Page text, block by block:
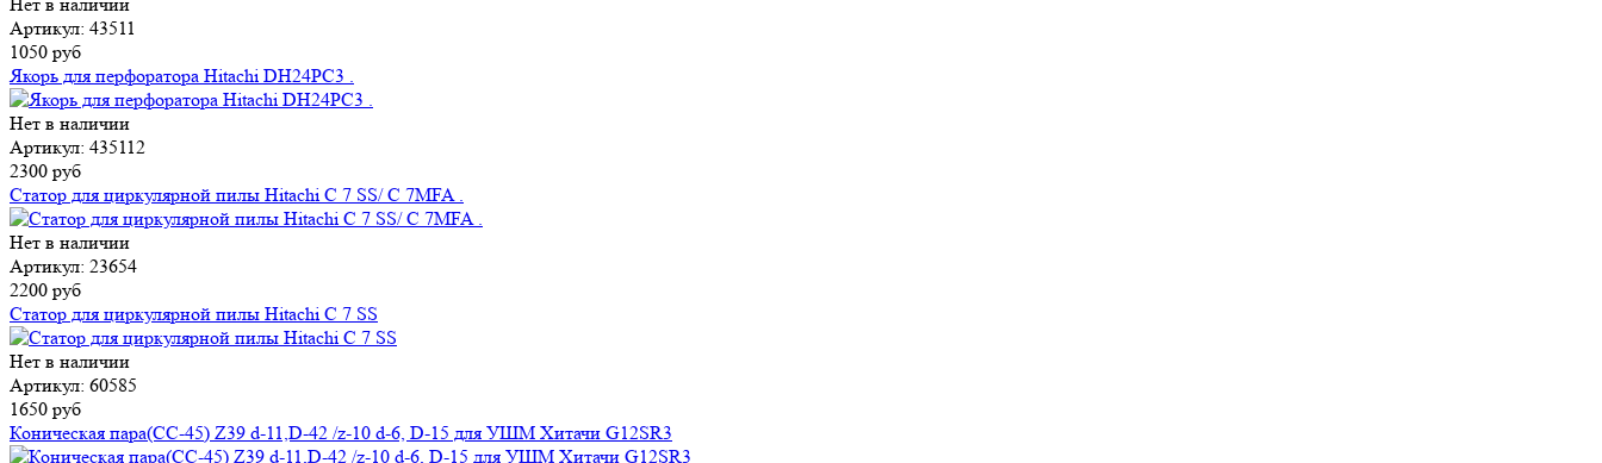
Нет в наличии
Артикул: 43511
1050 руб
Якорь для перфоратора Hitachi DH24PC3 .
Нет в наличии
Артикул: 435112
2300 руб
Статор для циркулярной пилы Hitachi C 7 SS/ C 7MFA .
Нет в наличии
Артикул: 23654
2200 руб
Статор для циркулярной пилы Hitachi C 7 SS
Нет в наличии
Артикул: 60585
1650 руб
Коническая пара(CC-45) Z39 d-11,D-42 /z-10 d-6, D-15 для УШМ Хитачи G12SR3